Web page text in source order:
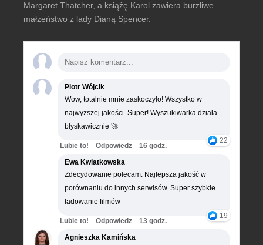
Margaret Thatcher, a książę Karol zawiera burzliwe
małżeństwo z lady Dianą Spencer.
Piotr Wójcik
Wow, totalnie mnie zaskoczyło! Wszystko w
najwyższej jakości. Super! Wyszukiwarka działa
błyskawicznie 🚀
22
Lubie to! Odpowiedz
16 godz.
Ewa Kwiatkowska
Zdecydowanie polecam. Najlepsza jakość w
porównaniu do innych serwisów. Super szybkie
ładowanie filmów
19
Lubie to! Odpowiedz
13 godz.
Agnieszka Kamińska